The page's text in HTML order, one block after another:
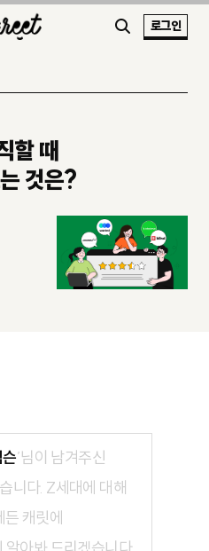
로그인
할 때
것은?
’님이 남겨주신
니다. Z세대에 대해
캐릿에